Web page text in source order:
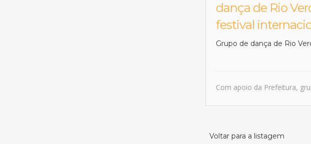
dança de Rio
festival
Grupo de dança de Rio
Com apoio da Prefeitura,
Voltar para a listagem